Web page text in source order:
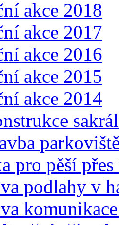
akce 2018
akce 2017
akce 2016
akce 2015
akce 2014
pro pěší
podlahy v